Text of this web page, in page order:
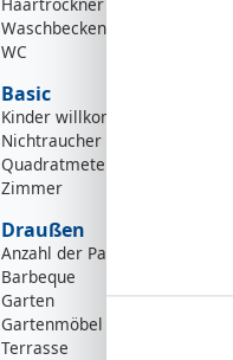
Waschbecken
WC
Basic
Kinder willkommen
Nichtraucher
Quadratmeter
Zimmer
Draußen
Anzahl der Parkplätze
Barbeque
Garten
Gartenmöbel
Terrasse